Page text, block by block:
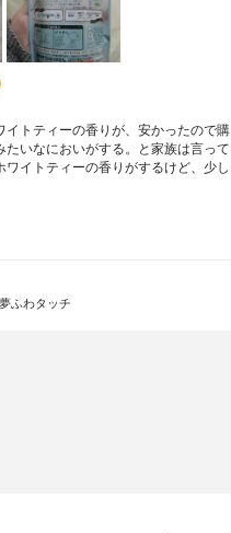
イトティーの香りが、安かったので購
たいなにおいがする。と家族は言って
ワイトティーの香りがするけど、少し
ふわタッチ